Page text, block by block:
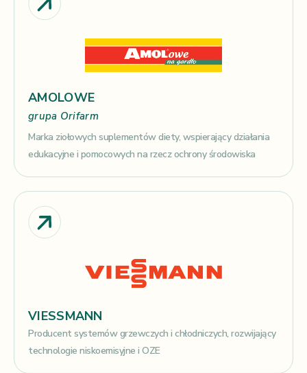
AMOLOWE
grupa Orifarm
Marka ziołowych suplementów diety, wspierający działania
edukacyjne i pomocowych na rzecz ochrony środowiska
VIESSMANN
Producent systemów grzewczych i chłodniczych, rozwijający
technologie niskoemisyjne i OZE